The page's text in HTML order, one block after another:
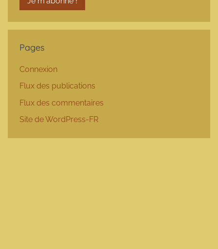
Pages
Connexion
Flux des publications
Flux des commentaires
Site de WordPress-FR